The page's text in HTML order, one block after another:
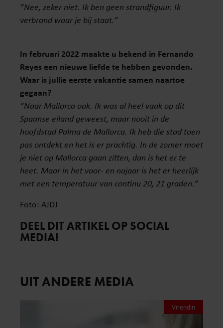
”Nee, zeker niet. Ik ben geen strandfiguur. Ik
verbrand waar je bij staat.”
In februari 2022 maakte u bekend in Fernando
Reyes een nieuwe liefde te hebben gevonden.
Waar is jullie eerste vakantie samen naartoe
gegaan?
”Naar Mallorca ook. Ik was al heel vaak op dit
Spaanse eiland geweest, maar nooit in de
hoofdstad Palma de Mallorca. Ik heb die stad toen
pas ontdekt en het is er prachtig. In de zomer moet
je niet op Mallorca gaan zitten, dan is het er te
heet. Maar in het voor- en najaar is het er heerlijk
met een temperatuur van continu 20, 21 graden.”
Foto: AJDJ
DEEL DIT ARTIKEL OP SOCIAL
MEDIA!
UIT ANDERE MEDIA
Vriendin